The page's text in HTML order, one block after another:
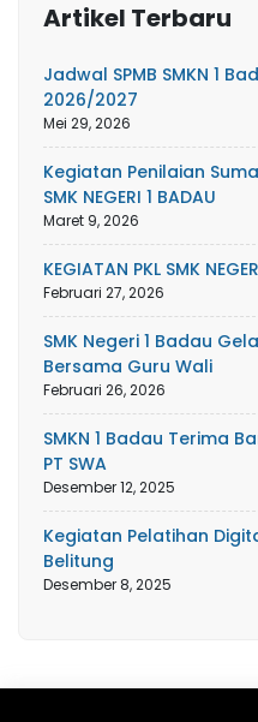
Artikel Terbaru
Jadwal SPMB SMKN 1
2026/2027
Mei 29, 2026
Kegiatan Penilaian
SMK NEGERI 1 BADAU
Maret 9, 2026
KEGIATAN PKL SMK
Februari 27, 2026
SMK Negeri 1 Badau
Bersama Guru Wali
Februari 26, 2026
SMKN 1 Badau Terima
PT SWA
Desember 12, 2025
Kegiatan Pelatihan
Belitung
Desember 8, 2025